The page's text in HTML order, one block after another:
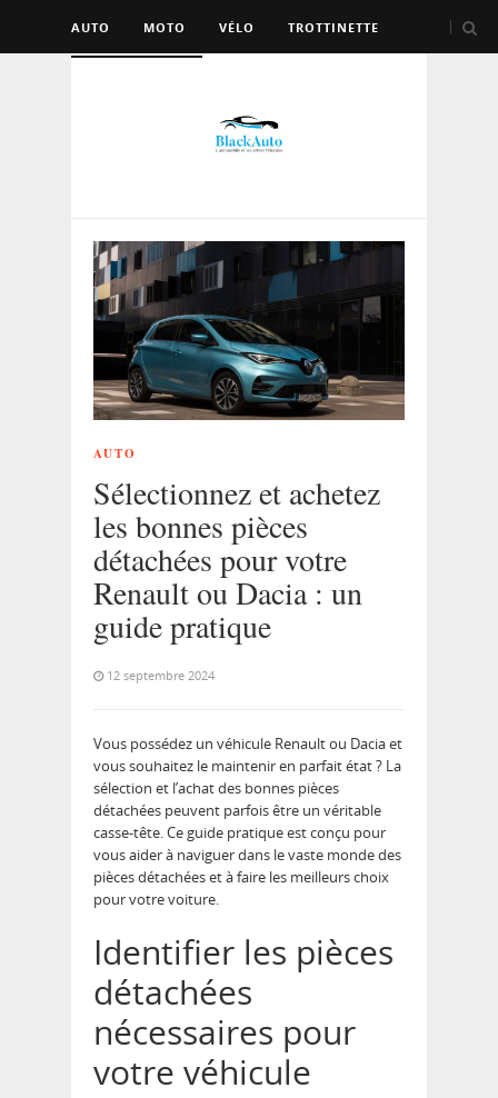
AUTO MOTO VÉLO TROTTINETTE
AUTO
Sélectionnez et achetez
les bonnes pièces
détachées pour votre
Renault ou Dacia : un
guide pratique
12 septembre 2024
Vous possédez un véhicule Renault ou Dacia et
vous souhaitez le maintenir en parfait état ? La
sélection et l’achat des bonnes pièces
détachées peuvent parfois être un véritable
casse-tête. Ce guide pratique est conçu pour
vous aider à naviguer dans le vaste monde des
pièces détachées et à faire les meilleurs choix
pour votre voiture.
Identifier les pièces
détachées
nécessaires pour
votre véhicule